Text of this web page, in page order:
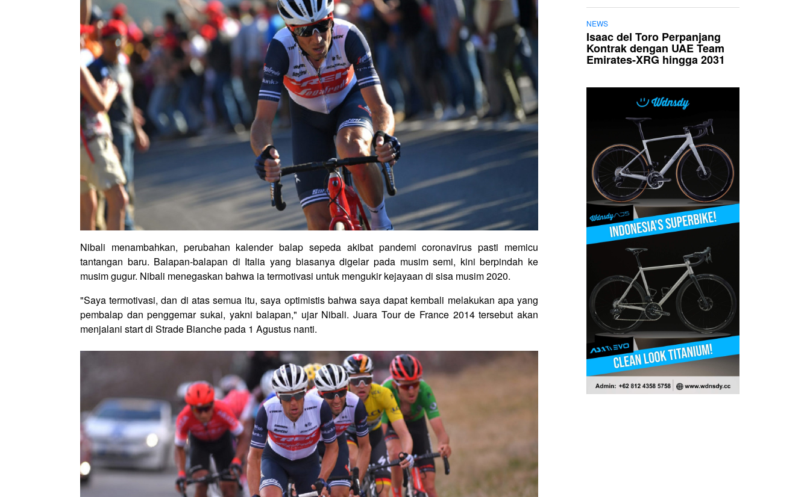
Nibali menambahkan, perubahan kalender balap sepeda akibat pandemi coronavirus pasti memicu
tantangan baru. Balapan-balapan di Italia yang biasanya digelar pada musim semi, kini berpindah ke
musim gugur. Nibali menegaskan bahwa ia termotivasi untuk mengukir kejayaan di sisa musim 2020.
"Saya termotivasi, dan di atas semua itu, saya optimistis bahwa saya dapat kembali melakukan apa yang
pembalap dan penggemar sukai, yakni balapan," ujar Nibali. Juara Tour de France 2014 tersebut akan
menjalani start di Strade Bianche pada 1 Agustus nanti.
NEWS
Isaac del Toro Perpanjang
Kontrak dengan UAE Team
Emirates-XRG hingga 2031